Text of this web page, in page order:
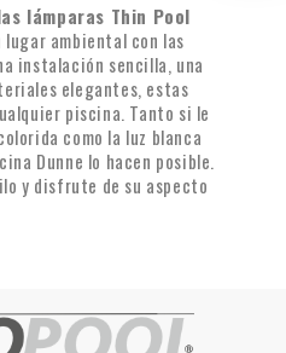
lámparas Thin Pool
ambiental con las
instalación sencilla, una
elegantes, estas
piscina. Tanto si le
como la luz blanca
Dunne lo hacen posible.
y disfrute de su aspecto